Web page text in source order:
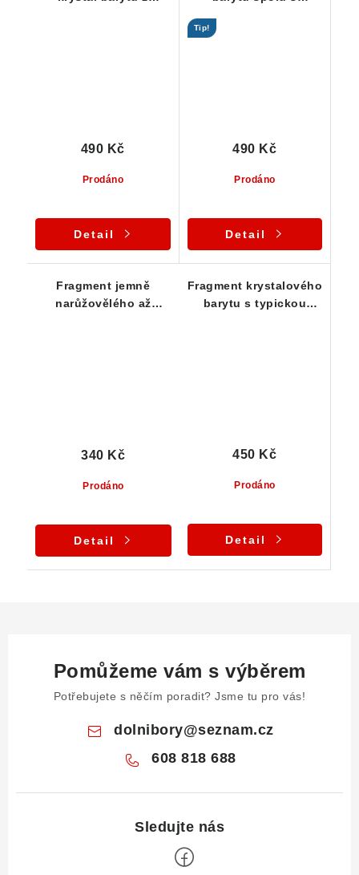
Prodáno
490 Kč
Detail
Tip!
Prodáno
490 Kč
Detail
Fragment jemně
narůžovělého až
Prodáno
340 Kč
Detail
Fragment krystalového
barytu s typickou
Prodáno
450 Kč
Detail
Pomůžeme vám s výběrem
Potřebujete s něčím poradit? Jsme tu pro vás!
dolnibory@seznam.cz
608 818 688